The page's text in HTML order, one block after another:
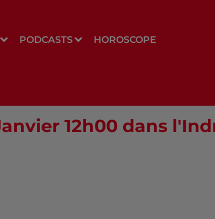
PODCASTS HOROSCOPE
12h00 dans